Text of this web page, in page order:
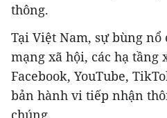
thông.
Tại Việt Nam, sự bùng nổ
mạng xã hội, các hạ
Facebook, YouTube,
bản hành vi tiếp nhận